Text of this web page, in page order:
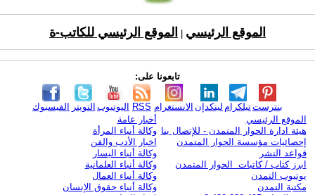
الموقع الرئيسي الموقع الرئيسي للكاتب-ة
تابعونا على:
الفيسبوك التويتر اليوتيوب RSS الانستغرام لينكدإن تيلكرامبنترست
الموقع الرئيسي
هيئة ادارة الحوار المتمدن - للإتصال بنا
إحصائيات مؤسسة الحوار المتمدن
قواعد النشر
ابرز كتاب / كاتبات الحوار المتمدن
يوتيوب التمدن
مكتبة التمدن
أخبار عامة
وكالة أنباء المرأة
اخبار الأدب والفن
وكالة أنباء اليسار
وكالة أنباء العلمانية
وكالة أنباء العمال
وكالة أنباء حقوق الإنسان